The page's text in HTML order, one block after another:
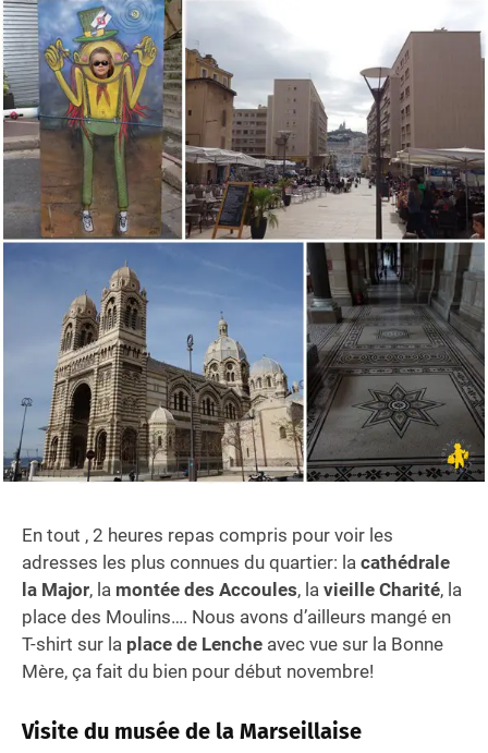
En tout , 2 heures repas compris pour voir les
adresses les plus connues du quartier: la cathédrale
la Major, la montée des Accoules, la vieille Charité, la
place des Moulins…. Nous avons d’ailleurs mangé en
T-shirt sur la place de Lenche avec vue sur la Bonne
Mère, ça fait du bien pour début novembre!
Visite du musée de la Marseillaise